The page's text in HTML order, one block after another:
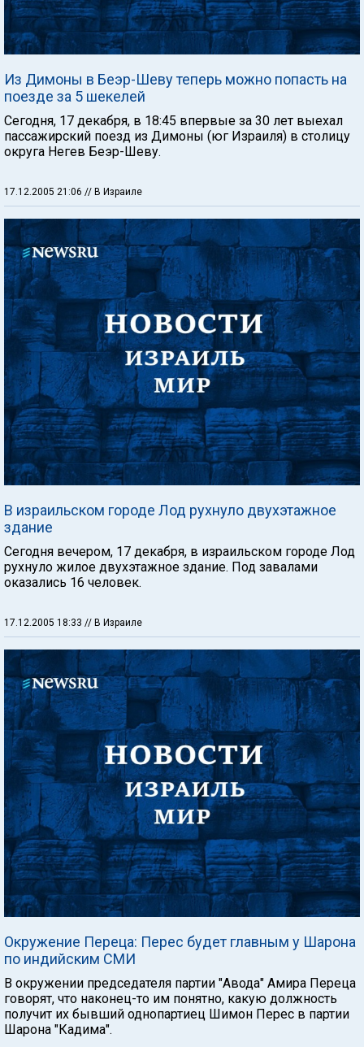
Из Димоны в Беэр-Шеву теперь можно попасть на
поезде за 5 шекелей
Сегодня, 17 декабря, в 18:45 впервые за 30 лет выехал
пассажирский поезд из Димоны (юг Израиля) в столицу
округа Негев Беэр-Шеву.
17.12.2005 21:06 // В Израиле
В израильском городе Лод рухнуло двухэтажное
здание
Сегодня вечером, 17 декабря, в израильском городе Лод
рухнуло жилое двухэтажное здание. Под завалами
оказались 16 человек.
17.12.2005 18:33 // В Израиле
Окружение Переца: Перес будет главным у Шарона
по индийским СМИ
В окружении председателя партии "Авода" Амира Переца
говорят, что наконец-то им понятно, какую должность
получит их бывший однопартиец Шимон Перес в партии
Шарона "Кадима".